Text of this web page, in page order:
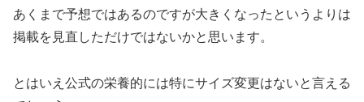
あくまで予想ではあるのですが大きくなったというよりは
掲載を見直しただけではないかと思います。
とはいえ公式の栄養的には特にサイズ変更はないと言える